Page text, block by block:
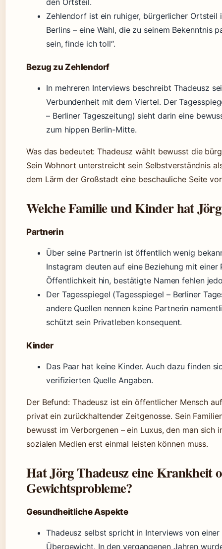
den Ortsteil.
Zehlendorf ist ein ruhiger, bürgerlicher Ortsteil
Berlins – eine Wahl, die zu seinem Bekenntnis
sein, finde ich toll“.
Bezug zu Zehlendorf
In mehreren Interviews beschreibt Thadeusz
Verbundenheit mit dem Viertel. Der
– Berliner Tageszeitung) sieht darin eine
zum hippen Berlin-Mitte.
Was das bedeutet: Thadeusz wählt bewusst die
Sein Wohnort unterstreicht sein Selbstverständnis
dem Lärm der Großstadt eine beschauliche Seite
Welche Familie und Kinder hat
Partnerin
Über seine Partnerin ist öffentlich wenig
Instagram deuten auf eine Beziehung mit einer
Öffentlichkeit hin, bestätigte Namen fehlen
Der Tagesspiegel (Tagesspiegel – Berliner
andere Quellen nennen keine Partnerin
schützt sein Privatleben konsequent.
Kinder
Das Paar hat keine Kinder. Auch dazu finden
verifizierten Quelle Angaben.
Der Befund: Thadeusz ist ein öffentlicher Mensch
privat ein zurückhaltender Zeitgenosse. Sein
bewusst im Verborgenen – ein Luxus, den man sich
sozialen Medien erst einmal leisten können muss.
Hat Jörg Thadeusz eine Krankheit
Gewichtsprobleme?
Gesundheitliche Aspekte
Thadeusz selbst spricht in Interviews von
Übergewicht. In den vergangenen Jahren